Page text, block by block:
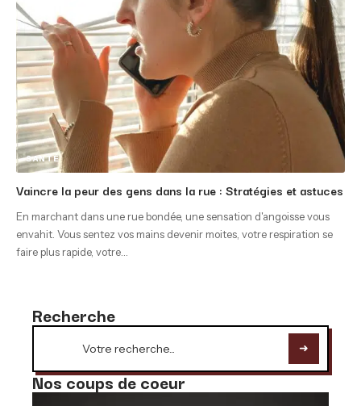
SANTÉ
Vaincre la peur des gens dans la rue : Stratégies et astuces
En marchant dans une rue bondée, une sensation d'angoisse vous
envahit. Vous sentez vos mains devenir moites, votre respiration se
faire plus rapide, votre…
Recherche
Nos coups de coeur